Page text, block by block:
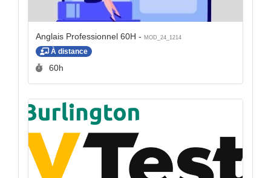
Anglais Professionnel 60H - MOD_24_1214
À distance
Durée :
60h